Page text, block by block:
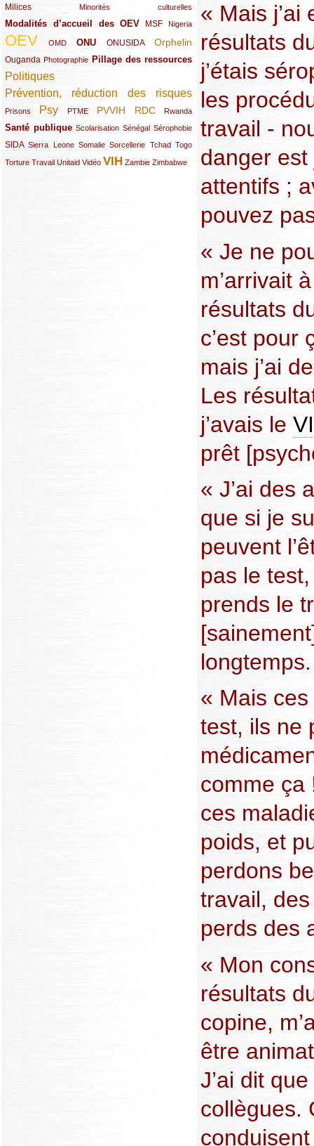
Milices
(34/289) Minorités culturelles
(15/289)
Modalités d’accueil des OEV
(58/289) MSF
(54/289) Nigeria
(27/289)
OEV
(269/289) OMD
(26/289) ONU
(58/289) ONUSIDA
(44/289) Orphelin
(112/289)
Ouganda
(29/289) Photographie
(27/289) Pillage des ressources
(77/289)
Politiques
(120/289)
Prévention, réduction des risques
(131/289)
Prisons
(22/289) Psy
(119/289) PTME
(12/289) PVVIH
(111/289) RDC
(104/289) Rwanda
(23/289)
Santé publique
(59/289) Scolarisation
(9/289) Sénégal
(13/289) Sérophobie
(19/289)
SIDA
(29/289)Sierra Leone
(13/289) Somalie
(12/289) Sorcellerie
(19/289) Tchad
(10/289) Togo
(15/289)
Torture
(17/289)Travail
(21/289) Unitaid
(26/289) Vidéo
(23/289) VIH
(154/289) Zambie
(12/289) Zimbabwe
(21/289)
« Mais j’ai
résultats
j’étais
les
travail -
danger
attentifs ;
pouvez
« Je ne
m’arrivait
résultats
c’est pour
mais j’ai
Les
j’avais le
prêt
« J’ai des
que si je
peuvent
pas le
prends le
longtemps.
« Mais
test, ils ne
comme ça
ces
poids, et
perdons
travail,
perds des
« Mon
résultats
copine,
être
J’ai dit
collègues.